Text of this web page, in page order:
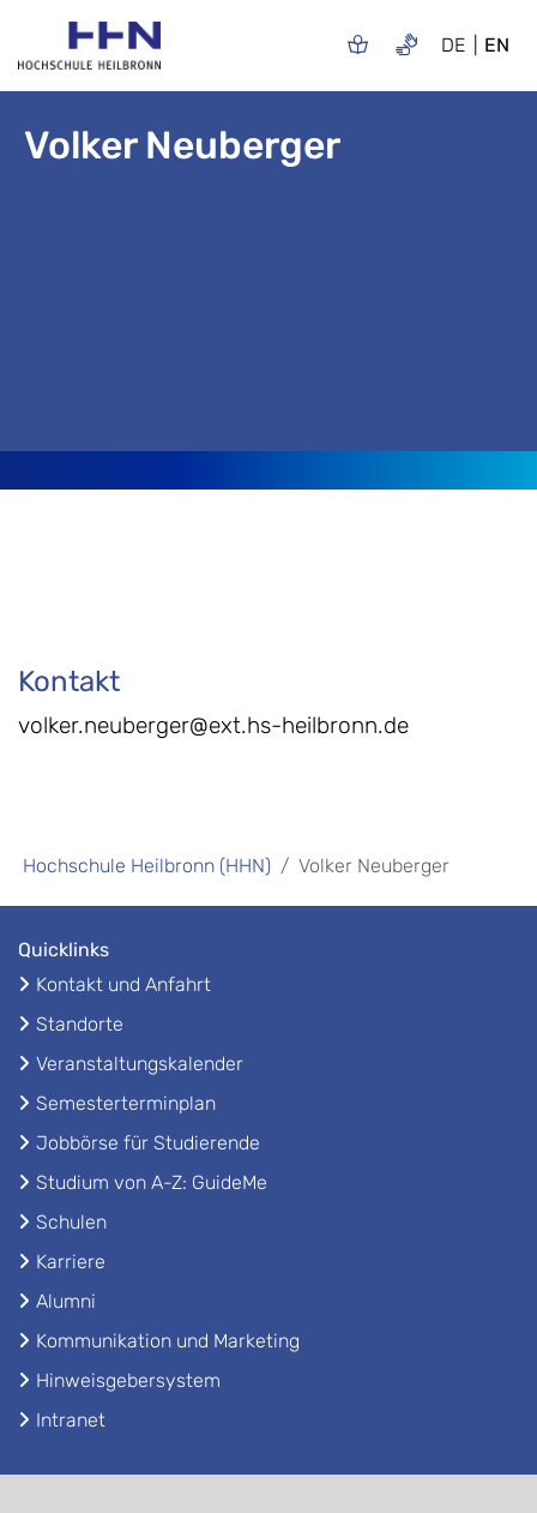
DE EN
Volker Neuberger
Kontakt
volker.neuberger@ext.hs-heilbronn.de
Hochschule Heilbronn (HHN) Volker Neuberger
Quicklinks
Kontakt und Anfahrt
Standorte
Veranstaltungskalender
Semesterterminplan
Jobbörse für Studierende
Studium von A-Z: GuideMe
Schulen
Karriere
Alumni
Kommunikation und Marketing
Hinweisgebersystem
Intranet